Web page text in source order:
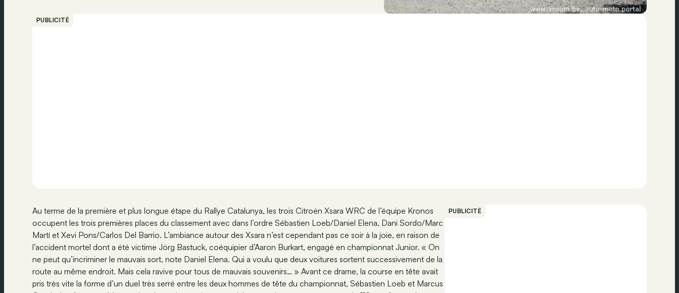
PUBLICITÉ
Au terme de la première et plus longue étape du Rallye Catalunya, les trois Citroën Xsara WRC de l’équipe Kronos
occupent les trois premières places du classement avec dans l’ordre Sébastien Loeb/Daniel Elena, Dani Sordo/Marc
Martí et Xevi Pons/Carlos Del Barrio. L’ambiance autour des Xsara n’est cependant pas ce soir à la joie, en raison de
l’accident mortel dont a été victime Jörg Bastuck, coéquipier d’Aaron Burkart, engagé en championnat Junior. « On
ne peut qu’incriminer le mauvais sort, note Daniel Elena. Qui a voulu que deux voitures sortent successivement de la
route au même endroit. Mais cela ravive pour tous de mauvais souvenirs… » Avant ce drame, la course en tête avait
pris très vite la forme d’un duel très serré entre les deux hommes de tête du championnat, Sébastien Loeb et Marcus
PUBLICITÉ